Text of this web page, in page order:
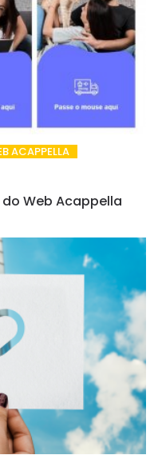
ACAPPELLA
Web Acappella